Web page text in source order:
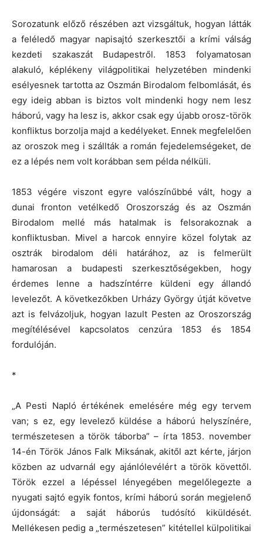
Sorozatunk előző részében azt vizsgáltuk, hogyan látták
a feléledő magyar napisajtó szerkesztői a krími válság
kezdeti szakaszát Budapestről. 1853 folyamatosan
alakuló, képlékeny világpolitikai helyzetében mindenki
esélyesnek tartotta az Oszmán Birodalom felbomlását, és
egy ideig abban is biztos volt mindenki hogy nem lesz
háború, vagy ha lesz is, akkor csak egy újabb orosz-török
konfliktus borzolja majd a kedélyeket. Ennek megfelelően
az oroszok meg i szállták a román fejedelemségeket, de
ez a lépés nem volt korábban sem példa nélküli.
1853 végére viszont egyre valószínűbbé vált, hogy a
dunai fronton vetélkedő Oroszország és az Oszmán
Birodalom mellé más hatalmak is felsorakoznak a
konfliktusban. Mivel a harcok ennyire közel folytak az
osztrák birodalom déli határához, az is felmerült
hamarosan a budapesti szerkesztőségekben, hogy
érdemes lenne a hadszíntérre küldeni egy állandó
levelezőt. A következőkben Urházy György útját követve
azt is felvázoljuk, hogyan lazult Pesten az Oroszország
megítélésével kapcsolatos cenzúra 1853 és 1854
fordulóján.
*
„A Pesti Napló értékének emelésére még egy tervem
van; s ez, egy levelező küldése a háború helyszínére,
természetesen a török táborba” – írta 1853. november
14-én Török János Falk Miksának, akitől azt kérte, járjon
közben az udvarnál egy ajánlólevélért a török követtől.
Török ezzel a lépéssel lényegében megelőlegezte a
nyugati sajtó egyik fontos, krími háború során megjelenő
újdonságát: a saját háborús tudósító kiküldését.
Mellékesen pedig a „természetesen” kitétellel külpolitikai